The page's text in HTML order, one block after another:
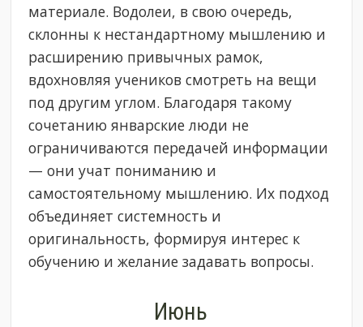
материале. Водолеи, в свою очередь,
склонны к нестандартному мышлению и
расширению привычных рамок,
вдохновляя учеников смотреть на вещи
под другим углом. Благодаря такому
сочетанию январские люди не
ограничиваются передачей информации
— они учат пониманию и
самостоятельному мышлению. Их подход
объединяет системность и
оригинальность, формируя интерес к
обучению и желание задавать вопросы.
Июнь